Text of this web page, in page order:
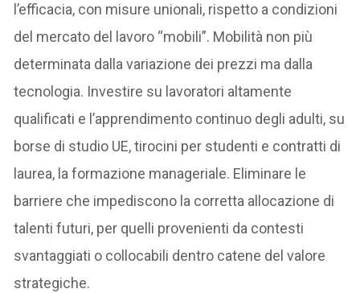
l’efficacia, con misure unionali, rispetto a condizioni
del mercato del lavoro “mobili”. Mobilità non più
determinata dalla variazione dei prezzi ma dalla
tecnologia. Investire su lavoratori altamente
qualificati e l’apprendimento continuo degli adulti, su
borse di studio UE, tirocini per studenti e contratti di
laurea, la formazione manageriale. Eliminare le
barriere che impediscono la corretta allocazione di
talenti futuri, per quelli provenienti da contesti
svantaggiati o collocabili dentro catene del valore
strategiche.